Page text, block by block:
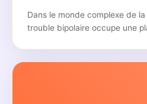
Dans le monde complexe de
trouble bipolaire occupe une